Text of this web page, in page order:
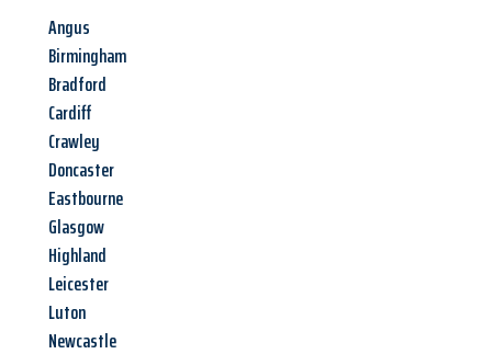
Angus
Birmingham
Bradford
Cardiff
Crawley
Doncaster
Eastbourne
Glasgow
Highland
Leicester
Luton
Newcastle